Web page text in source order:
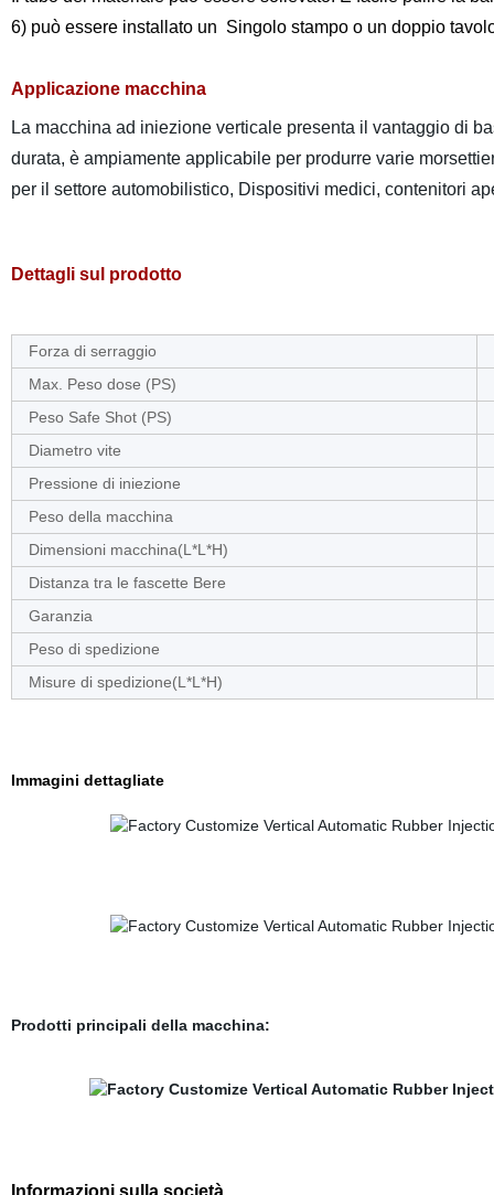
6) può essere installato un Singolo stampo o un doppio
Applicazione macchina
La macchina ad iniezione verticale presenta il vantaggio di
durata, è ampiamente applicabile per produrre varie
per il settore automobilistico, Dispositivi medici, contenitori
Dettagli sul prodotto
Forza di serraggio
Max. Peso dose (PS)
Peso Safe Shot (PS)
Diametro vite
Pressione di iniezione
Peso della macchina
Dimensioni macchina(L*L*H)
Distanza tra le fascette Bere
Garanzia
Peso di spedizione
Misure di spedizione(L*L*H)
Immagini dettagliate
Prodotti principali della macchina:
Informazioni sulla società